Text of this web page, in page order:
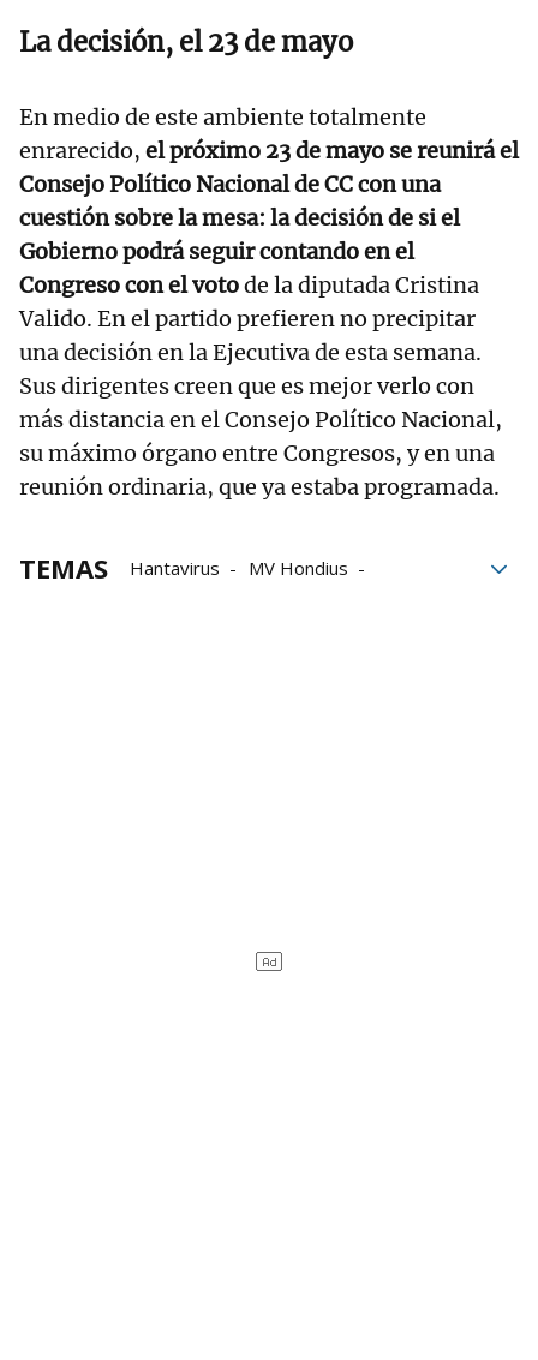
La decisión, el 23 de mayo
En medio de este ambiente totalmente
enrarecido, el próximo 23 de mayo se reunirá el
Consejo Político Nacional de CC con una
cuestión sobre la mesa: la decisión de si el
Gobierno podrá seguir contando en el
Congreso con el votode la diputada Cristina
Valido. En el partido prefieren no precipitar
una decisión en la Ejecutiva de esta semana.
Sus dirigentes creen que es mejor verlo con
más distancia en el Consejo Político Nacional,
su máximo órgano entre Congresos, y en una
reunión ordinaria, que ya estaba programada.
TEMAS Hantavirus
MV Hondius